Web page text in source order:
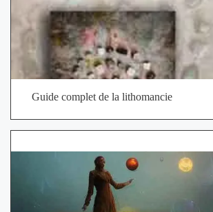
Guide complet de la lithomancie